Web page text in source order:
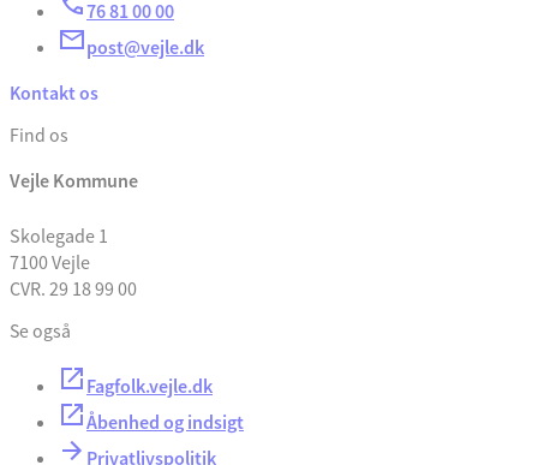
76 81 00 00
post@vejle.dk
Kontakt os
Find os
Vejle Kommune
Skolegade 1
7100 Vejle
CVR. 29 18 99 00
Se også
Fagfolk.vejle.dk
Åbenhed og indsigt
Privatlivspolitik